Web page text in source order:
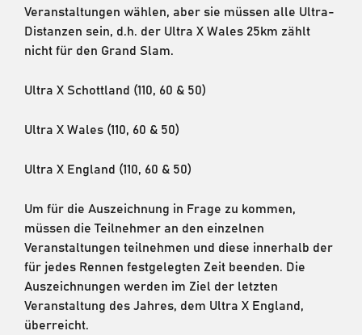
Veranstaltungen wählen, aber sie müssen alle Ultra-
Distanzen sein, d.h. der Ultra X Wales 25km zählt
nicht für den Grand Slam.
Ultra X Schottland (110, 60 & 50)
Ultra X Wales (110, 60 & 50)
Ultra X England (110, 60 & 50)
Um für die Auszeichnung in Frage zu kommen,
müssen die Teilnehmer an den einzelnen
Veranstaltungen teilnehmen und diese innerhalb der
für jedes Rennen festgelegten Zeit beenden. Die
Auszeichnungen werden im Ziel der letzten
Veranstaltung des Jahres, dem Ultra X England,
überreicht.